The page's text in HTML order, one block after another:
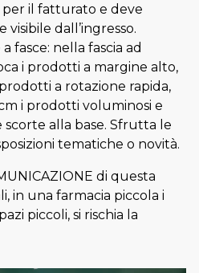
il fatturato e deve
dall’ingresso.
fasce: nella fascia ad
i prodotti a margine alto,
a rotazione rapida,
i prodotti voluminosi e
scorte alla base. Sfrutta le
tematiche o novità.
di questa
in una farmacia piccola i
piccoli, si rischia la